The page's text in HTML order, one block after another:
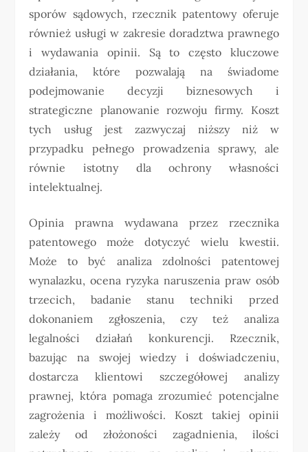
sporów sądowych, rzecznik patentowy oferuje
również usługi w zakresie doradztwa prawnego
i wydawania opinii. Są to często kluczowe
działania, które pozwalają na świadome
podejmowanie decyzji biznesowych i
strategiczne planowanie rozwoju firmy. Koszt
tych usług jest zazwyczaj niższy niż w
przypadku pełnego prowadzenia sprawy, ale
równie istotny dla ochrony własności
intelektualnej.
Opinia prawna wydawana przez rzecznika
patentowego może dotyczyć wielu kwestii.
Może to być analiza zdolności patentowej
wynalazku, ocena ryzyka naruszenia praw osób
trzecich, badanie stanu techniki przed
dokonaniem zgłoszenia, czy też analiza
legalności działań konkurencji. Rzecznik,
bazując na swojej wiedzy i doświadczeniu,
dostarcza klientowi szczegółowej analizy
prawnej, która pomaga zrozumieć potencjalne
zagrożenia i możliwości. Koszt takiej opinii
zależy od złożoności zagadnienia, ilości